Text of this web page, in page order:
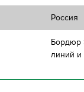
Россия
Бордюр
линий и